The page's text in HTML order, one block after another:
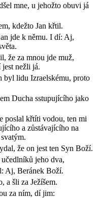
mne, u jehožto obuvi já
kdežto Jan křtil.
jde k němu. I dí: Aj,
že za mnou jde muž,
jest nežli já.
byl lidu Izraelskému, proto
Ducha sstupujícího jako
poslal křtíti vodou, ten mi
a zůstávajícího na
že on jest ten Syn Boží.
jeho dva,
Aj, Beránek Boží.
a šli za Ježíšem.
za ním, dí jim: